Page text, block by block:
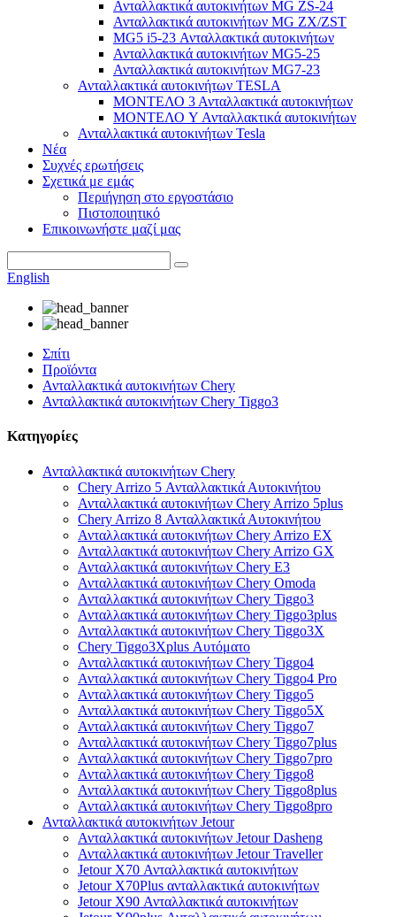
Ανταλλακτικά αυτοκινήτων MG ZS-24
Ανταλλακτικά αυτοκινήτων MG ZX/ZST
MG5 i5-23 Ανταλλακτικά αυτοκινήτων
Ανταλλακτικά αυτοκινήτων MG5-25
Ανταλλακτικά αυτοκινήτων MG7-23
Ανταλλακτικά αυτοκινήτων TESLA
ΜΟΝΤΕΛΟ 3 Ανταλλακτικά αυτοκινήτων
ΜΟΝΤΕΛΟ Y Ανταλλακτικά αυτοκινήτων
Ανταλλακτικά αυτοκινήτων Tesla
Νέα
Συχνές ερωτήσεις
Σχετικά με εμάς
Περιήγηση στο εργοστάσιο
Πιστοποιητικό
Επικοινωνήστε μαζί μας
English
Σπίτι
Προϊόντα
Ανταλλακτικά αυτοκινήτων Chery
Ανταλλακτικά αυτοκινήτων Chery Tiggo3
Κατηγορίες
Ανταλλακτικά αυτοκινήτων Chery
Chery Arrizo 5 Ανταλλακτικά Αυτοκινήτου
Ανταλλακτικά αυτοκινήτων Chery Arrizo 5plus
Chery Arrizo 8 Ανταλλακτικά Αυτοκινήτου
Ανταλλακτικά αυτοκινήτων Chery Arrizo EX
Ανταλλακτικά αυτοκινήτων Chery Arrizo GX
Ανταλλακτικά αυτοκινήτων Chery E3
Ανταλλακτικά αυτοκινήτων Chery Omoda
Ανταλλακτικά αυτοκινήτων Chery Tiggo3
Ανταλλακτικά αυτοκινήτων Chery Tiggo3plus
Ανταλλακτικά αυτοκινήτων Chery Tiggo3X
Chery Tiggo3Xplus Αυτόματο
Ανταλλακτικά αυτοκινήτων Chery Tiggo4
Ανταλλακτικά αυτοκινήτων Chery Tiggo4 Pro
Ανταλλακτικά αυτοκινήτων Chery Tiggo5
Ανταλλακτικά αυτοκινήτων Chery Tiggo5X
Ανταλλακτικά αυτοκινήτων Chery Tiggo7
Ανταλλακτικά αυτοκινήτων Chery Tiggo7plus
Ανταλλακτικά αυτοκινήτων Chery Tiggo7pro
Ανταλλακτικά αυτοκινήτων Chery Tiggo8
Ανταλλακτικά αυτοκινήτων Chery Tiggo8plus
Ανταλλακτικά αυτοκινήτων Chery Tiggo8pro
Ανταλλακτικά αυτοκινήτων Jetour
Ανταλλακτικά αυτοκινήτων Jetour Dasheng
Ανταλλακτικά αυτοκινήτων Jetour Traveller
Jetour X70 Ανταλλακτικά αυτοκινήτων
Jetour X70Plus ανταλλακτικά αυτοκινήτων
Jetour X90 Ανταλλακτικά αυτοκινήτων